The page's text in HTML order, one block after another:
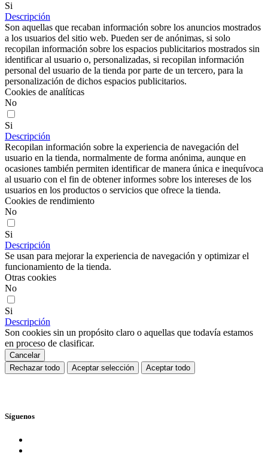
Si
Descripción
Son aquellas que recaban información sobre los anuncios mostrados
a los usuarios del sitio web. Pueden ser de anónimas, si solo
recopilan información sobre los espacios publicitarios mostrados sin
identificar al usuario o, personalizadas, si recopilan información
personal del usuario de la tienda por parte de un tercero, para la
personalización de dichos espacios publicitarios.
Cookies de analíticas
No
Si
Descripción
Recopilan información sobre la experiencia de navegación del
usuario en la tienda, normalmente de forma anónima, aunque en
ocasiones también permiten identificar de manera única e inequívoca
al usuario con el fin de obtener informes sobre los intereses de los
usuarios en los productos o servicios que ofrece la tienda.
Cookies de rendimiento
No
Si
Descripción
Se usan para mejorar la experiencia de navegación y optimizar el
funcionamiento de la tienda.
Otras cookies
No
Si
Descripción
Son cookies sin un propósito claro o aquellas que todavía estamos
en proceso de clasificar.
Cancelar
Rechazar todo
Aceptar selección Aceptar todo
Síguenos